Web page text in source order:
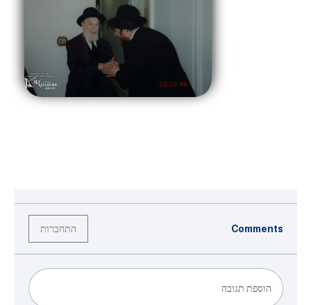
Comments התחברות
הוספת תגובה